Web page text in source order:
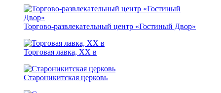
Торгово-развлекательный центр «Гостиный Двор»
Торговая лавка, XX в
Староникитская церковь